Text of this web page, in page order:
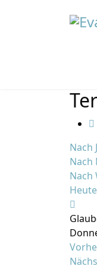
Nach
Nach
Nach
Heute